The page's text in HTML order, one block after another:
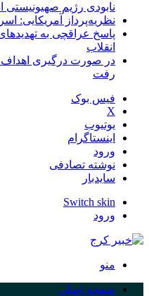
نابودی رژیم صهیونیستی
نظریه‌پرداز آمریکایی:
پاسخ عراقچی به
انقلاب
در صورت درگیری اهداف
رفت
فیس بوک
X
یوتیوب
اینستاگرام
ورود
نوشته تصادفی
سایدبار
Switch skin
ورود
منو
صفحه اصلی